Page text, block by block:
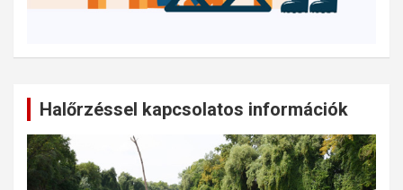
Halőrzéssel kapcsolatos információk